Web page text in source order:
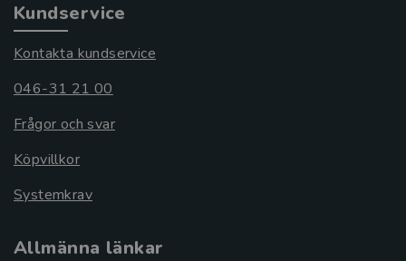
Kundservice
Kontakta kundservice
046-31 21 00
Frågor och svar
Köpvillkor
Systemkrav
Allmänna länkar